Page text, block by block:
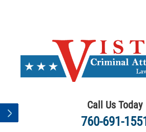
Call Us Today
760-691-1551